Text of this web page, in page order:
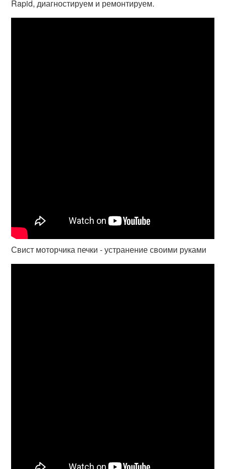
Rapid, диагностируем и ремонтируем.
Свист моторчика печки - устранение своими руками